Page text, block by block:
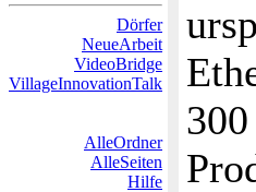
Dörfer
NeueArbeit
VideoBridge
VillageInnovationTalk
AlleOrdner
AlleSeiten
Hilfe